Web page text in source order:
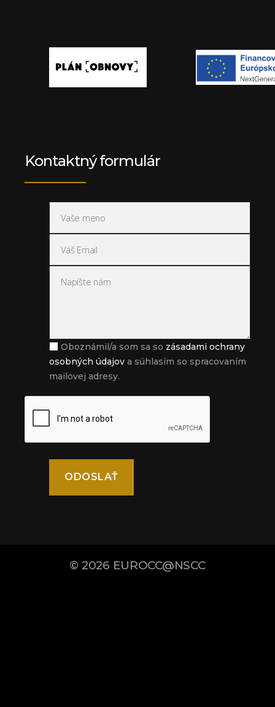
Kontaktný formulár
Oboznámil/a som sa so zásadami ochrany
osobných údajov a súhlasím so spracovaním
mailovej adresy.
© 2026 EUROCC@NSCC